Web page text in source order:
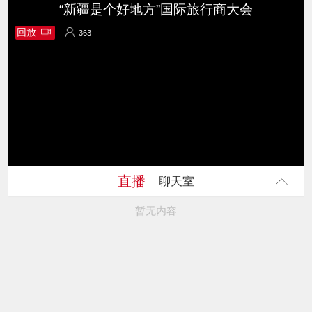
回放 363
“新疆是个好地方”国际旅行商大会
直播 聊天室
暂无内容